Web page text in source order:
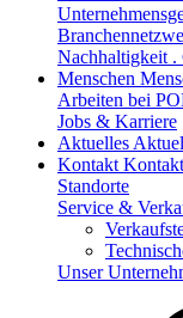
Nachhaltigkeit .
Menschen
Arbeiten bei
Jobs & Karriere
Aktuelles
Kontakt Kontakt
Standorte
Service &
Unser